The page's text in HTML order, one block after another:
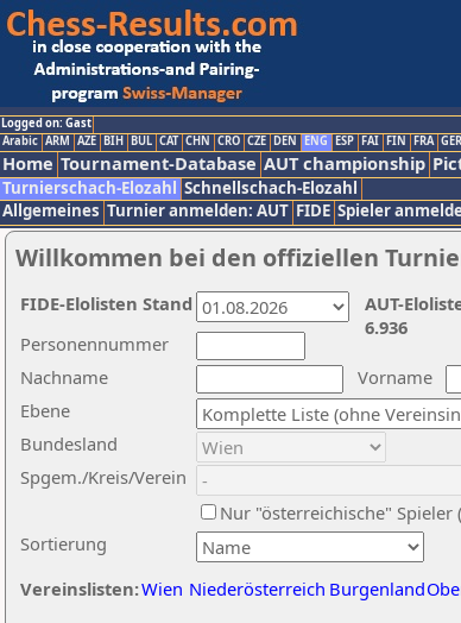
Logged on: Gast
Arabic ARM AZE BIH BUL CAT CHN CRO CZE DEN ENG ESP FAI FIN FRA GER
Home Tournament-Database AUT championship
Turnierschach-Elozahl Schnellschach-Elozahl
Allgemeines Turnier anmelden: AUT FIDE Spieler
Willkommen bei den offiziellen
Nachname
Vorname
Ebene
Sortierung
Personennummer
Bundesland
Spgem./Kreis/Verein
Nur "österreichische" Spieler
Vereinslisten:Wien Niederösterreich Burgenland
AUT-
6.936
FIDE-Elolisten Stand